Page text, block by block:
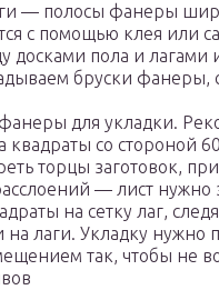
— полосы фанеры
с помощью клея или
досками пола и лагами
бруски фанеры,
для укладки.
квадраты со стороной
торцы заготовок, при
— лист нужно
на сетку лаг,
на лаги. Укладку нужно
так, чтобы не